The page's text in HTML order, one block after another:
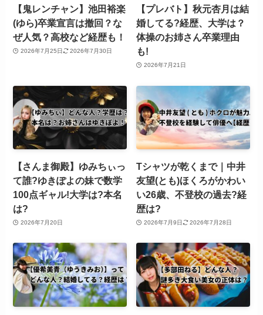
【鬼レンチャン】池田裕楽
(ゆら)卒業宣言は撤回？な
ぜ人気？高校など経歴も！
2026年7月25日 2026年7月30日
【プレバト】秋元杏月は結
婚してる?経歴、大学は？
体操のお姉さん卒業理由
も!
2026年7月21日
【さんま御殿】ゆみちぃっ
て誰?ゆきぽよの妹で数学
100点ギャル!大学は?本名
は?
2026年7月20日
Tシャツが乾くまで｜中井
友望(とも)ほくろがかわい
い26歳、不登校の過去?経
歴は?
2026年7月9日 2026年7月28日